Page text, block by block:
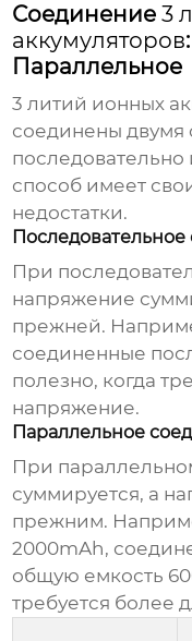
Соединение3
аккумуляторов
Параллельное
3 литий ионных
соединены двумя
способ имеет
недостатки.
При
напряжение
прежней.
соединенные
полезно, когда
напряжение.
Параллельное
При
суммируется, а
прежним.
2000mAh,
общую емкость
требуется более